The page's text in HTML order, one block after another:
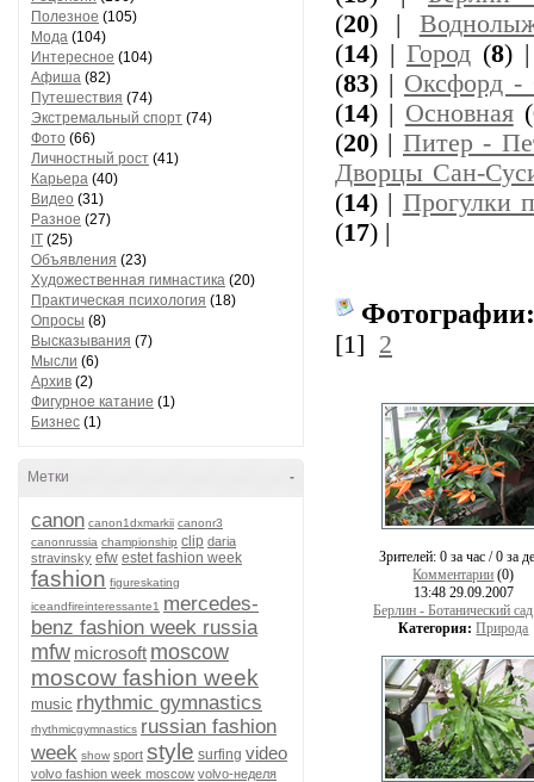
Полезное (105)
Мода (104)
Интересное (104)
Афиша (82)
Путешествия (74)
Экстремальный спорт (74)
Фото (66)
Личностный рост (41)
Карьера (40)
Видео (31)
Разное (27)
IT (25)
Объявления (23)
Художественная гимнастика (20)
Практическая психология (18)
Опросы (8)
Высказывания (7)
Мысли (6)
Архив (2)
Фигурное катание (1)
Бизнес (1)
-
Метки
canon canon1dxmarkii canonr3
canonrussia championship clip daria
stravinsky efw estet fashion week
fashion figureskating
iceandfireinteressante1 mercedes-
benz fashion week russia
mfw microsoft moscow
moscow fashion week
music rhythmic gymnastics
rhythmicgymnastics russian fashion
week show sport style surfing video
volvo fashion week moscow volvo-неделя
(20) |
(14) | Город(8)
(83) | Оксфорд -
(14) | Основная(
(20) | Питер -
Дворцы Сан-
(14) | Прогулки
(17) |
[1] 2
Зрителей: 0 за час / 0 за
Комментарии (0)
13:48 29.09.2007
Берлин - Ботанический
Категория: Природа